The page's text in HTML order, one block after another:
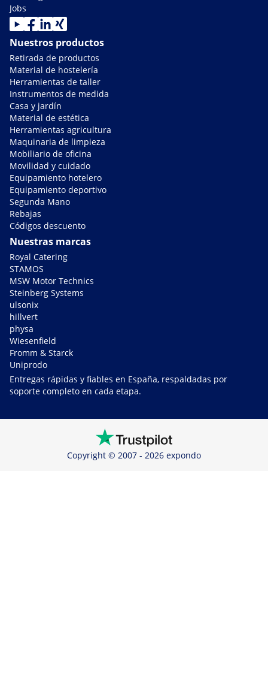
Jobs
Nuestros productos
Retirada de productos
Material de hostelería
Herramientas de taller
Instrumentos de medida
Casa y jardín
Material de estética
Herramientas agricultura
Maquinaria de limpieza
Mobiliario de oficina
Movilidad y cuidado
Equipamiento hotelero
Equipamiento deportivo
Segunda Mano
Rebajas
Códigos descuento
Nuestras marcas
Royal Catering
STAMOS
MSW Motor Technics
Steinberg Systems
ulsonix
hillvert
physa
Wiesenfield
Fromm & Starck
Uniprodo
Entregas rápidas y fiables en España, respaldadas por
soporte completo en cada etapa.
Copyright © 2007 - 2026 expondo